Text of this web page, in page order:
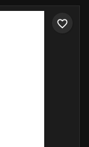
favorite_border